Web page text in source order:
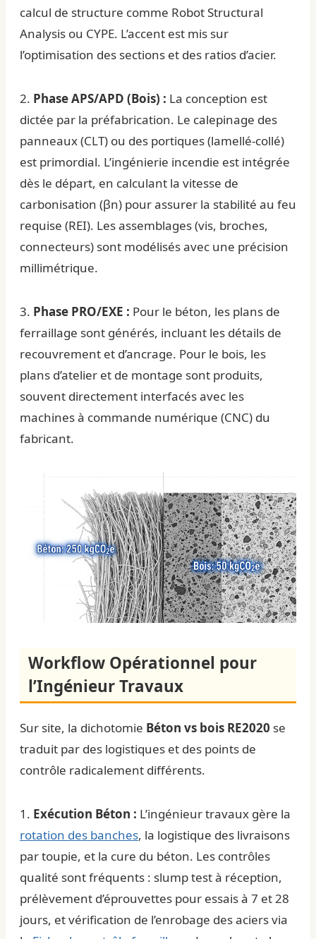
calcul de structure comme Robot Structural
Analysis ou CYPE. L’accent est mis sur
l’optimisation des sections et des ratios d’acier.
2. Phase APS/APD (Bois) : La conception est
dictée par la préfabrication. Le calepinage des
panneaux (CLT) ou des portiques (lamellé-collé)
est primordial. L’ingénierie incendie est intégrée
dès le départ, en calculant la vitesse de
carbonisation (βn) pour assurer la stabilité au feu
requise (REI). Les assemblages (vis, broches,
connecteurs) sont modélisés avec une précision
millimétrique.
3. Phase PRO/EXE : Pour le béton, les plans de
ferraillage sont générés, incluant les détails de
recouvrement et d’ancrage. Pour le bois, les
plans d’atelier et de montage sont produits,
souvent directement interfacés avec les
machines à commande numérique (CNC) du
fabricant.
Workflow Opérationnel pour
l’Ingénieur Travaux
Sur site, la dichotomie Béton vs bois RE2020 se
traduit par des logistiques et des points de
contrôle radicalement différents.
1. Exécution Béton : L’ingénieur travaux gère la
rotation des banches, la logistique des livraisons
par toupie, et la cure du béton. Les contrôles
qualité sont fréquents : slump test à réception,
prélèvement d’éprouvettes pour essais à 7 et 28
jours, et vérification de l’enrobage des aciers via